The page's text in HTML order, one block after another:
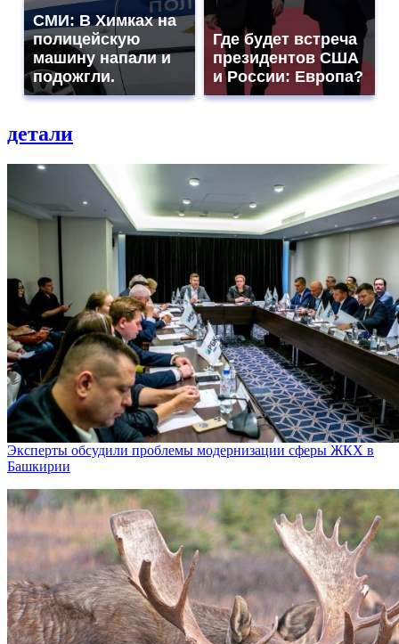
СМИ: В Химках на
полицейскую
машину напали и
подожгли.
Где будет встреча
президентов США
и России: Европа?
детали
Эксперты обсудили проблемы модернизации сферы ЖКХ в
Башкирии